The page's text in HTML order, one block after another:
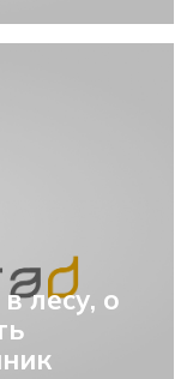
лесу, о